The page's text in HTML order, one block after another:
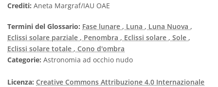
Crediti: Aneta Margraf/IAU OAE
Termini del Glossario: Fase lunare , Luna , Luna Nuova ,
Eclissi solare parziale , Penombra , Eclissi solare , Sole ,
Eclissi solare totale , Cono d'ombra
Categorie: Astronomia ad occhio nudo
Licenza: Creative Commons Attribuzione 4.0 Internazionale